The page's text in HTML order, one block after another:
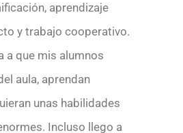
aprendizaje
y trabajo cooperativo.
a que mis alumnos
aula, aprendan
unas habilidades
Incluso llego a